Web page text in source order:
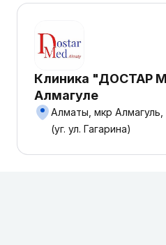
Клиника "ДОСТАР
Алмагуле
Алматы, мкр Алмагуль,
(уг. ул. Гагарина)